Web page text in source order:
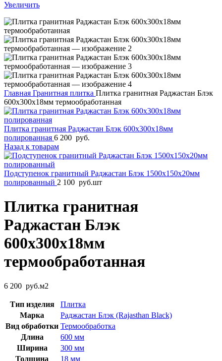
Увеличить
Главная Гранитная плитка Плитка гранитная Раджастан Блэк
600x300x18мм термообработанная
Плитка гранитная Раджастан Блэк 600x300x18мм
полированная 6 200 руб.
Назад к товарам
Подступенок гранитный Раджастан Блэк 1500x150x20мм
полированный 2 100 руб.шт
Плитка гранитная
Раджастан Блэк
600x300x18мм
термообработанная
6 200 руб.м2
Тип изделия
Плитка
Марка
Раджастан Блэк (Rajasthan Black)
Вид обработки Термообработка
Длина
600 мм
Ширина
300 мм
Толщина
18 мм